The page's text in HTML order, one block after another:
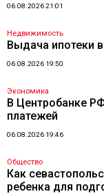
06.08.2026 21:01
Недвижимость
Выдача ипотеки
06.08.2026 19:50
Экономика
В Центробанке
платежей
06.08.2026 19:46
Общество
Как
ребенка для